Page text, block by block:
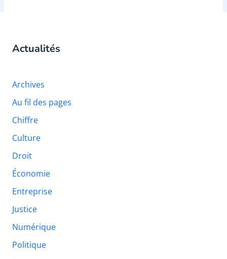
Actualités
Archives
Au fil des pages
Chiffre
Culture
Droit
Économie
Entreprise
Justice
Numérique
Politique